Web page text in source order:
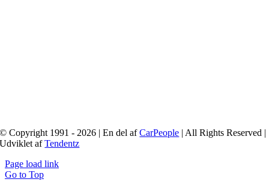
© Copyright 1991 - 2026 | En del afCarPeople | All Rights Reserved |
Udviklet afTendentz
Page load link
Go to Top